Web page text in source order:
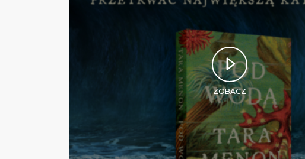
ZOBACZ